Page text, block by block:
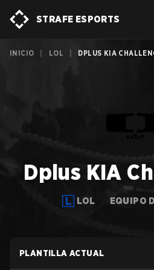
STRAFE ESPORTS
INICIO LOL DPLUS KIA
Dplus KIA
LOL EQUIPO
PLANTILLA ACTUAL